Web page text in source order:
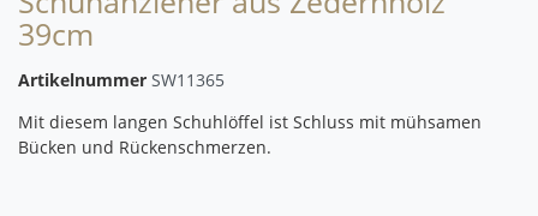
39cm
Artikelnummer SW11365
Mit diesem langen Schuhlöffel ist Schluss mit mühsamen
Bücken und Rückenschmerzen.